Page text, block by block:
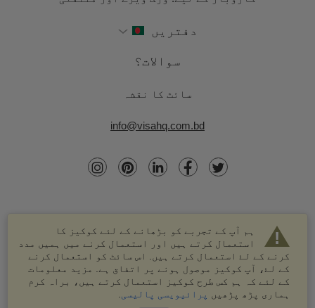
ہم آپ کے تجربے کو بڑھانے کے لئے کوکیز کا
استعمال کرتے ہیں اور استعمال کرنے میں ہمیں مدد
کرنے کے لۓ استعمال کرتے ہیں. اس سائٹ کو استعمال کرنے
کے لۓ، آپ کوکیز موصول ہونے پر اتفاق ہے. مزید معلومات
کے لئے کہ ہم کس طرح کوکیز استعمال کرتے ہیں، براہ کرم
ہماری پڑھ پڑھیں
پرائیویسی پالیسی
دفتریں
سوالات؟
سائٹ کا نقشہ
info@visahq.com.bd
© 2003-2026 VisaHQ.com، انک. تمام حقوق محفوظ ہیں۔